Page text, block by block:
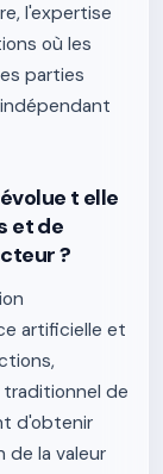
l'expertise
où les
parties
t elle
et de
?
artificielle et
de
d'obtenir
de la valeur